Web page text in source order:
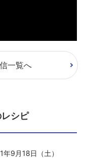
一覧へ
シピ
年9月18日（土）